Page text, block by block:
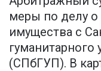
меры по делу о
имущества с
(СПбГУП). В